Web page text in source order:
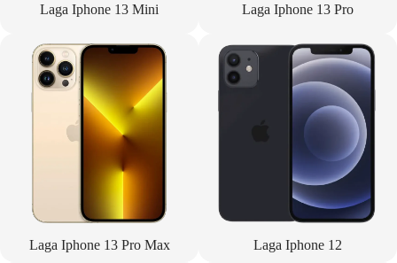
Laga Iphone 13 Mini Laga Iphone 13 Pro
Laga Iphone 13 Pro Max Laga Iphone 12